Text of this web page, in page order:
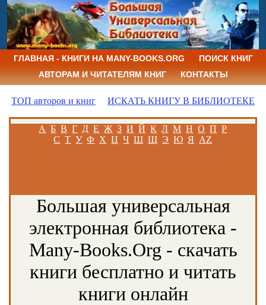
ГЛАВНАЯ - КНИГИ НА MANY-BOOKS.ORG
ПОИСК КНИГ
АВТОРАМ И ЧИТАТЕЛЯМ КНИГ
КОНТАКТЫ
ТОП авторов и книг ИСКАТЬ КНИГУ В БИБЛИОТЕКЕ
А Б В Г Д Е Ж З И Й К Л М Н О П Р
С Т У Ф Х Ц Ч Ш Щ Э Ю Я AZ
Большая универсальная
электронная библиотека -
Many-Books.Org - скачать
книги бесплатно и читать
книги онлайн